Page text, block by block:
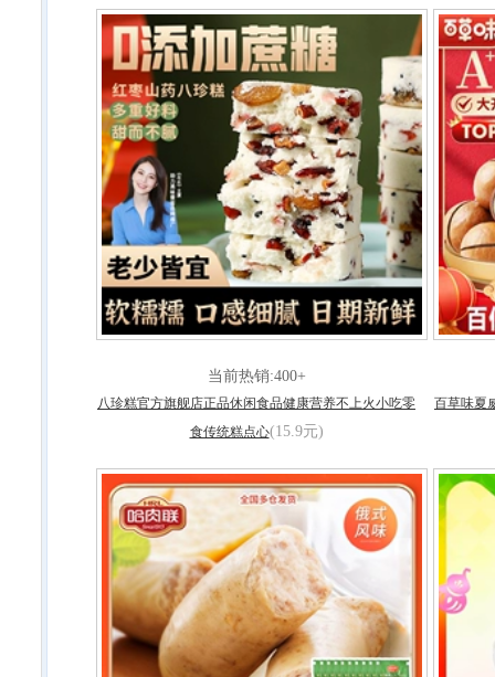
当前热销:400+
八珍糕官方旗舰店正品休闲食品健康营养不上火小吃零
食传统糕点心(15.9元)
百草味夏